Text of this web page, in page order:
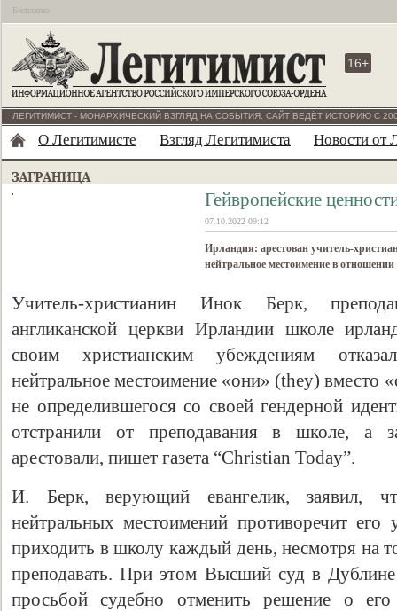
Бесплатно
16+
ЛЕГИТИМИСТ - МОНАРХИЧЕСКИЙ ВЗГЛЯД НА СОБЫТИЯ. САЙТ ВЕДЁТ ИСТОРИЮ С
О Легитимисте Взгляд Легитимиста Новости от
Гейвропейские
07.10.2022 09:12
Ирландия: арестован учитель-
нейтральное местоимение в
Учитель-христианин Инок Берк,
англиканской церкви Ирландии школе
своим христианским убеждениям
нейтральное местоимение «они» (they) вместо
не определившегося со своей гендерной
отстранили от преподавания в школе, а
арестовали, пишет газета “Christian Today”.
И. Берк, верующий евангелик, заявил,
нейтральных местоимений противоречит
приходить в школу каждый день, несмотря на
преподавать. При этом Высший суд в
просьбой судебно отменить решение о его